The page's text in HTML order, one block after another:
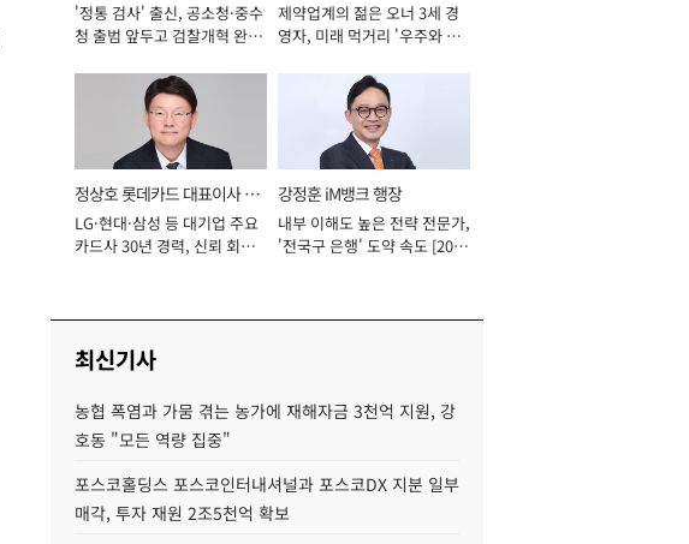
서관
'정통 검사' 출신, 공소청·중수
청 출범 앞두고 검찰개혁 완수
표이사 사장
제약업계의 젊은 오너 3세 경
영자, 미래 먹거리 '우주와 헬
정상호 롯데카드 대표이사 사
장
LG·현대·삼성 등 대기업 주요
카드사 30년 경력, 신뢰 회복
강정훈 iM뱅크 행장
내부 이해도 높은 전략 전문가,
'전국구 은행' 도약 속도 [2026
최신기사
농협 폭염과 가뭄 겪는 농가에 재해자금 3천억 지원, 강
호동 "모든 역량 집중"
포스코홀딩스 포스코인터내셔널과 포스코DX 지분 일부
매각, 투자 재원 2조5천억 확보